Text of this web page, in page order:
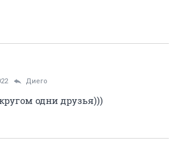
Диего
одни друзья)))